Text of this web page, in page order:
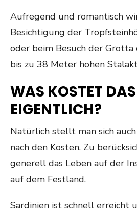
Aufregend und romantisch
Besichtigung der
oder beim Besuch der
bis zu 38 Meter hohen
WAS KOSTET DAS
EIGENTLICH?
Natürlich stellt man sich
nach den Kosten. Zu
generell das Leben auf der
auf dem Festland.
Sardinien ist schnell erreicht